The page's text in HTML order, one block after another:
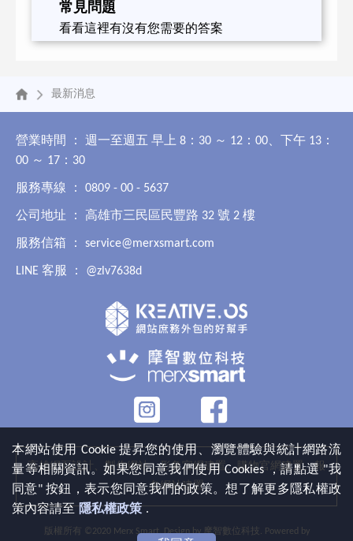
常見問題
看看這裡有沒有您需要的答案
最新消息
本網站使用 Cookie 提昇您的使用、瀏覽體驗與統計網路流
量等相關資訊。如果您同意我們使用 Cookies ，請點選 "我
同意" 按鈕，表示您同意我們的政策。想了解更多隱私權政
策內容請至 隱私權政策 .
營業時間 ： 週一至週五 早上 8：30 ～ 12：00、下午 13：
00 ～ 17：30
服務專線 ： 0809 - 00 - 5637
公司地址 ： 高雄市三民區民豐路 32 號 2 樓
服務信箱 ： service@merxsmart.com
LINE 客服 ： @zlv7638d
高雄網頁設計、製作網站、形象官網建置、購物官網建置、報
名網站建置
版權所有 ©2020 Merx Smart. Design by摩智數位科技 . Powered by